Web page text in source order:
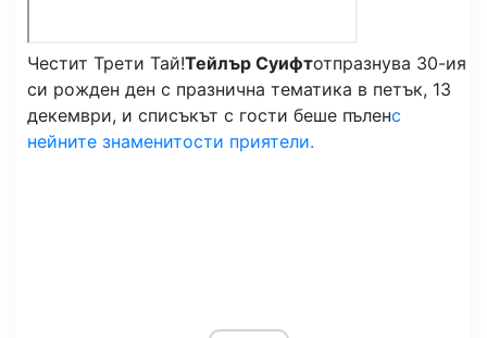
Честит Трети Тай!Тейлър Суифтотпразнува 30-ия
си рожден ден с празнична тематика в петък, 13
декември, и списъкът с гости беше пъленс
нейните знаменитости приятели.